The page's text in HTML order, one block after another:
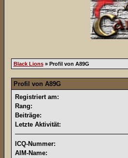
Black Lions» Profil von A89G
Profil von A89G
Registriert am:
Rang:
Beiträge:
Letzte Aktivität:
ICQ-Nummer:
AIM-Name: